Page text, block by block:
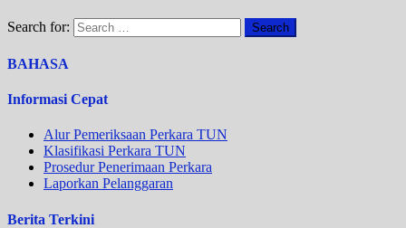
Search for:
BAHASA
Informasi Cepat
Alur Pemeriksaan Perkara TUN
Klasifikasi Perkara TUN
Prosedur Penerimaan Perkara
Laporkan Pelanggaran
Berita Terkini